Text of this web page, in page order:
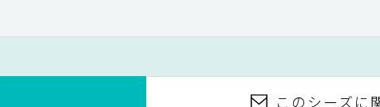
このシーズに